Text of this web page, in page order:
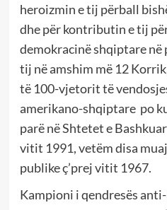
heroizmin e tij përball
dhe për kontributin e tij
demokracinë shqiptare
tij në amshim më 12
të 100-vjetorit të
amerikano-shqiptare po
parë në Shtetet e
vitit 1991, vetëm disa
publike ç’prej vitit 1967.
Kampioni i qendresës